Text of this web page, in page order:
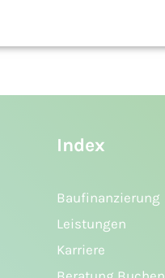
Index
Baufinanzierung
Leistungen
Karriere